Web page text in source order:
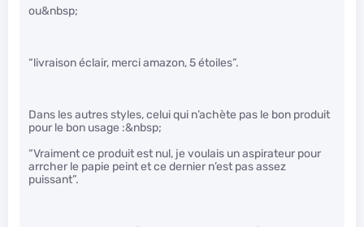
ou&nbsp;
“livraison éclair, merci amazon, 5 étoiles”.
Dans les autres styles, celui qui n’achète pas le bon produit
pour le bon usage :&nbsp;
“Vraiment ce produit est nul, je voulais un aspirateur pour
arrcher le papie peint et ce dernier n’est pas assez
puissant”.